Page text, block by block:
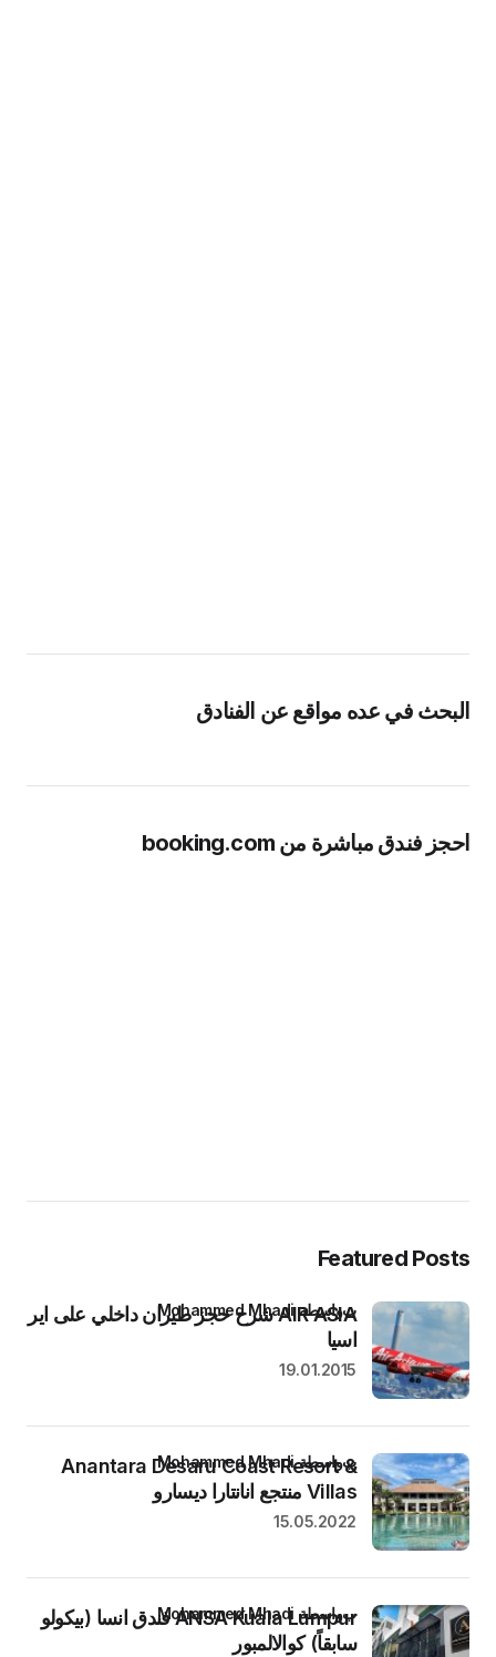
البحث في عده مواقع عن الفنادق
احجز فندق مباشرة من booking.com
Featured Posts
AIR ASIA شرح حجز طيران داخلي على اير
اسيا
بواسطة Mohammed Mhadi
19.01.2015
Anantara Desaru Coast Resort &
Villas منتجع انانتارا ديسارو
بواسطة Mohammed Mhadi
15.05.2022
ANSA Kuala Lumpur فندق انسا (بيكولو
سابقاً) كوالالمبور
بواسطة Mohammed Mhadi